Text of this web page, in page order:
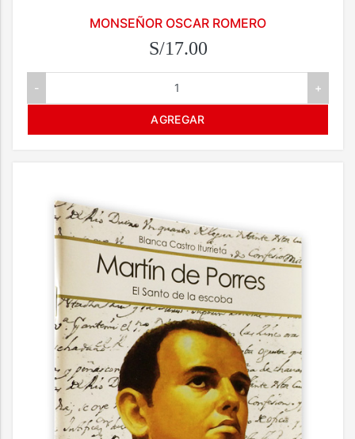
MONSEÑOR OSCAR ROMERO
S/17.00
- +
AGREGAR